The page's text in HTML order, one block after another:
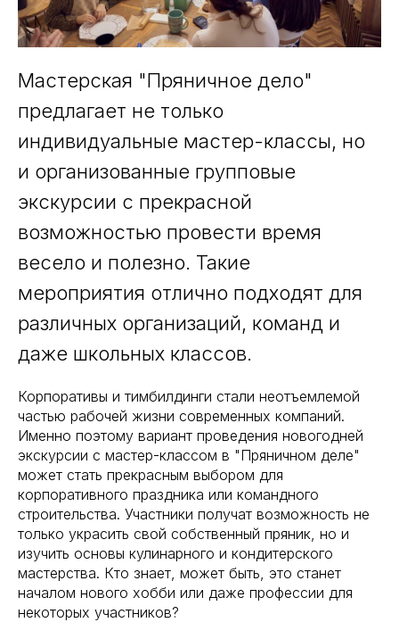
Мастерская "Пряничное дело"
предлагает не только
индивидуальные мастер-классы, но
и организованные групповые
экскурсии с прекрасной
возможностью провести время
весело и полезно. Такие
мероприятия отлично подходят для
различных организаций, команд и
даже школьных классов.
Корпоративы и тимбилдинги стали неотъемлемой
частью рабочей жизни современных компаний.
Именно поэтому вариант проведения новогодней
экскурсии с мастер-классом в "Пряничном деле"
может стать прекрасным выбором для
корпоративного праздника или командного
строительства. Участники получат возможность не
только украсить свой собственный пряник, но и
изучить основы кулинарного и кондитерского
мастерства. Кто знает, может быть, это станет
началом нового хобби или даже профессии для
некоторых участников?